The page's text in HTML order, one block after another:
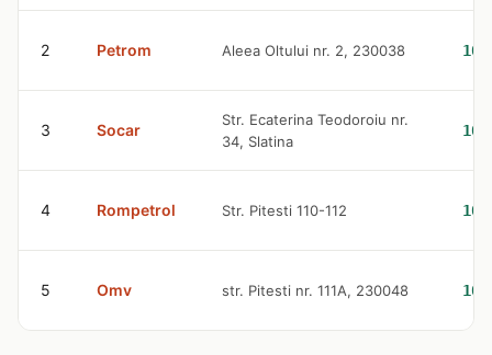
2 Petrom Aleea Oltului nr. 2, 230038
3 Socar
Str. Ecaterina Teodoroiu nr.
34, Slatina
4 Rompetrol Str. Pitesti 110-112
5 Omv str. Pitesti nr. 111A, 230048